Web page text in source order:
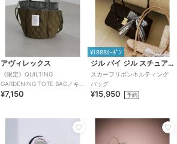
アヴィレックス
《限定》QUILTING
GARDENING TOTE BAG／キ
ルティングガーデニングトー
¥7,150
¥1888ｸｰﾎﾟﾝ
ジル バイ ジル スチュアート
スカーフリボンキルティング
バッグ
¥15,950 予約